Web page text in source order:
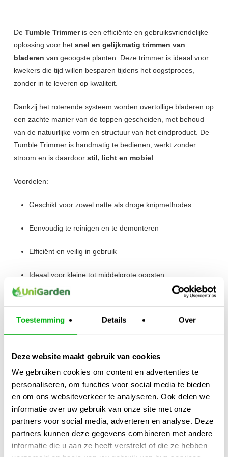
Toestemming Details Over
Deze website maakt gebruik van cookies
We gebruiken cookies om content en advertenties te
personaliseren, om functies voor social media te bieden
en om ons websiteverkeer te analyseren. Ook delen we
informatie over uw gebruik van onze site met onze
partners voor social media, adverteren en analyse. Deze
partners kunnen deze gegevens combineren met andere
informatie die u aan ze heeft verstrekt of die ze hebben
De Tumble Trimmeris een efficiënte en gebruiksvriendelijke
oplossing voor het snel en gelijkmatig trimmen van
bladeren van geoogste planten. Deze trimmer is ideaal voor
kwekers die tijd willen besparen tijdens het oogstproces,
zonder in te leveren op kwaliteit.
Dankzij het roterende systeem worden overtollige bladeren op
een zachte manier van de toppen gescheiden, met behoud
van de natuurlijke vorm en structuur van het eindproduct. De
Tumble Trimmer is handmatig te bedienen, werkt zonder
stroom en is daardoor stil, licht en mobiel
Voordelen:
Geschikt voor zowel natte als droge knipmethodes
Eenvoudig te reinigen en te demonteren
Efficiënt en veilig in gebruik
Ideaal voor kleine tot middelgrote oogsten
plantmateriaal, terwijl de kwaliteit en integriteit van je toppen
telers die op zoek zijn naar gemak en resultaat.